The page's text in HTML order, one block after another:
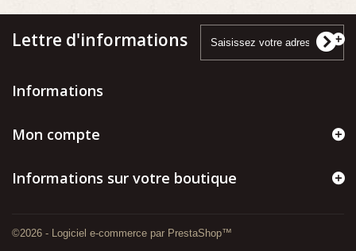
Lettre d'informations
Informations
©2026 - Logiciel e-commerce par PrestaShop™
Mon compte
Informations sur votre boutique